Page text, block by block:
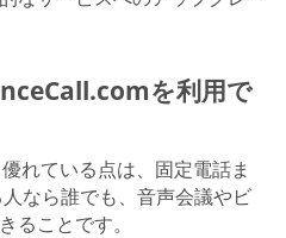
を利用で
れている点は、固定電話ま
なら誰でも、音声会議やビ
ることです。